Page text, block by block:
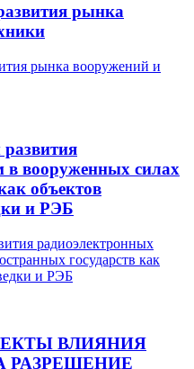
рынка
в вооруженных силах
объектов
и РЭБ
ВЛИЯНИЯ
РАЗРЕШЕНИЕ